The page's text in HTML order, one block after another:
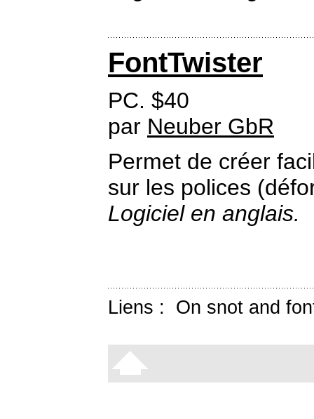
FontTwister
PC. $40
par Neuber GbR
Permet de créer
sur les polices
Logiciel en anglais.
Liens : On snot and